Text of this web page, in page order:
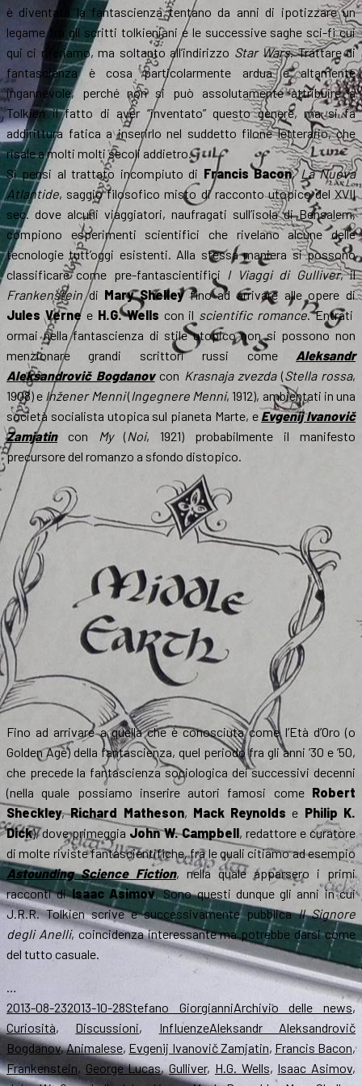
è diventata la fantascienza tentano da anni di ipotizzare un
legame fra gli scritti tolkieniani e le successive saghe sci-fi cui
qui ci riferiamo, ma soltanto all’indirizzo Star Wars. Trattare di
fantascienza è cosa particolarmente ardua e altamente
ingannevole, perché non si può assolutamente attribuire a
Tolkien il fatto di aver “inventato” questo genere, ma si fa
addirittura fatica a inserirlo nel suddetto filone letterario, che
risale a molti molti secoli addietro.
Si pensi al trattato incompiuto di Francis Bacon,La Nuova
Atlantide, saggio filosofico misto di racconto utopico del XVII
sec. dove alcuni viaggiatori, naufragati sull’isola di Bensalem,
compiono esperimenti scientifici che rivelano alcune delle
tecnologie tutt’oggi esistenti. Alla stessa maniera si possono
classificare come pre-fantascientifici I Viaggi di Gulliver, il
Frankensteindi Mary Shelleyfino ad arrivare alle opere di
Jules Vernee H.G. Wells con il scientific romance. Entrati
ormai nella fantascienza di stile utopico non si possono non
menzionare grandi scrittori russi come Aleksandr
Aleksandrovič Bogdanovcon Krasnaja zvezda(Stella rossa,
1908) e Inžener Menni(Ingegnere Menni, 1912), ambientati in una
società socialista utopica sul pianeta Marte, e Evgenij Ivanovič
Zamjatincon My(Noi, 1921) probabilmente il manifesto
precursore del romanzo a sfondo distopico.
Fino ad arrivare a quella che è conosciuta come l’Età d’Oro (o
Golden Age) della fantascienza, quel periodo fra gli anni ’30 e ’50,
che precede la fantascienza sociologica dei successivi decenni
(nella quale possiamo inserire autori famosi come Robert
Sheckley,Richard Matheson, Mack Reynolds e Philip K.
Dick), dove primeggia John W. Campbell, redattore e curatore
di molte riviste fantascientifiche, fra le quali citiamo ad esempio
Astounding Science Fiction, nella quale apparsero i primi
racconti diIsaac Asimov. Sono questi dunque gli anni in cui
J.R.R. Tolkien scrive e successivamente pubblicaIl Signore
degli Anelli, coincidenza interessante ma potrebbe darsi come
del tutto casuale.
…
Scritto
il
2013-08-232013-10-28Autore
Stefano GiorgianniCategorie
Archivio delle news,
Curiosità, Discussioni, InfluenzeTag
Aleksandr Aleksandrovič
Bogdanov,Animalese, Evgenij Ivanovič Zamjatin, Francis Bacon,
Frankenstein, George Lucas,Gulliver, H.G. Wells, Isaac Asimov,